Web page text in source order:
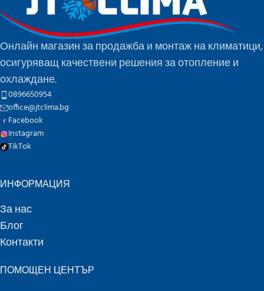
Онлайн магазин за продажба и монтаж на климатици,
осигуряващ качествени решения за отопление и
охлаждане.
0896650954
office@jtclima.bg
Facebook
Instagram
TikTok
ИНФОРМАЦИЯ
За нас
Блог
Контакти
ПОМОЩЕН ЦЕНТЪР